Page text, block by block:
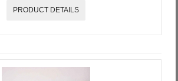
PRODUCT DETAILS